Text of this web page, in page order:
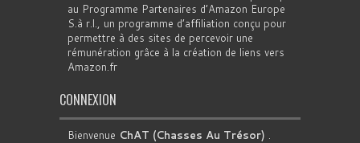
au Programme Partenaires d’Amazon Europe
S.à r.l., un programme d’affiliation conçu pour
permettre à des sites de percevoir une
rémunération grâce à la création de liens vers
Amazon.fr
CONNEXION
Bienvenue ChAT (Chasses Au Trésor) .